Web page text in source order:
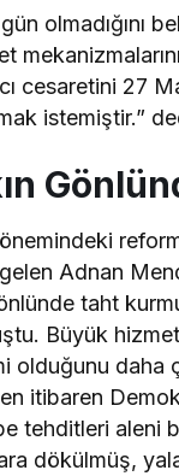
olmadığını
cesaretini 27
istemiştir.”
Adnan
taht
Büyük
olduğunu
itibaren
tehditleri aleni
dökülmüş,